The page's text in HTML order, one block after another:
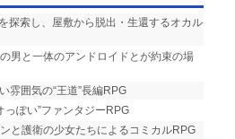
探索し、屋敷から脱出・生還するオカル
男と一体のアンドロイドとが約束の場
雰囲気の“王道”長編RPG
ぽい”ファンタジーRPG
と護衛の少女たちによるコミカルRPG